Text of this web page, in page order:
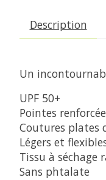
Description
Un
UPF 50+
Pointes
Coutures
Légers et
Tissu à séchage
Sans phtalate